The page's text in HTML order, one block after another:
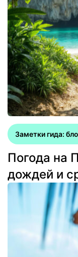
Заметки гида:
Погода на
дождей и